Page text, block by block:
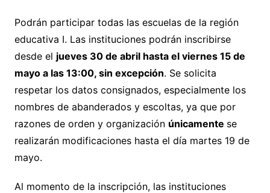
Podrán participar todas las escuelas de la región
educativa I. Las instituciones podrán inscribirse
desde el jueves 30 de abril hasta el viernes 15 de
mayo a las 13:00, sin excepción. Se solicita
respetar los datos consignados, especialmente los
nombres de abanderados y escoltas, ya que por
razones de orden y organización únicamente se
realizarán modificaciones hasta el día martes 19 de
mayo.
Al momento de la inscripción, las instituciones